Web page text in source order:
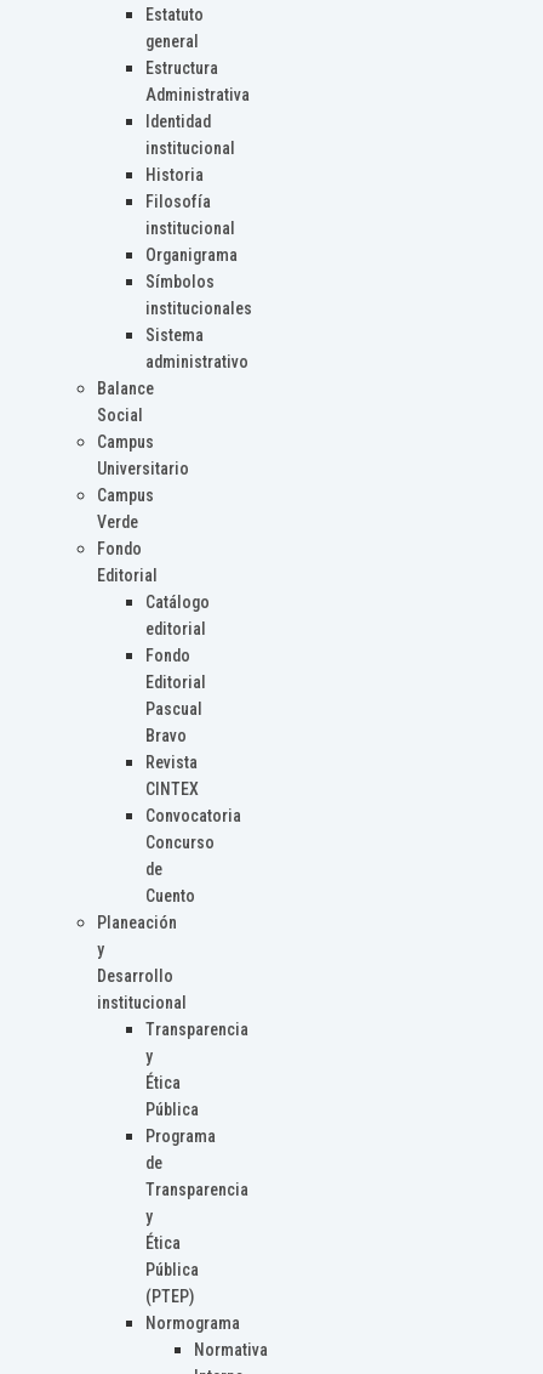
Estatuto
general
Estructura
Administrativa
Identidad
institucional
Historia
Filosofía
institucional
Organigrama
Símbolos
institucionales
Sistema
administrativo
Balance
Social
Campus
Universitario
Campus
Verde
Fondo
Editorial
Catálogo
editorial
Fondo
Editorial
Pascual
Bravo
Revista
CINTEX
Convocatoria
Concurso
de
Cuento
Planeación
y
Desarrollo
institucional
Transparencia
y
Ética
Pública
Programa
de
Transparencia
y
Ética
Pública
(PTEP)
Normograma
Normativa